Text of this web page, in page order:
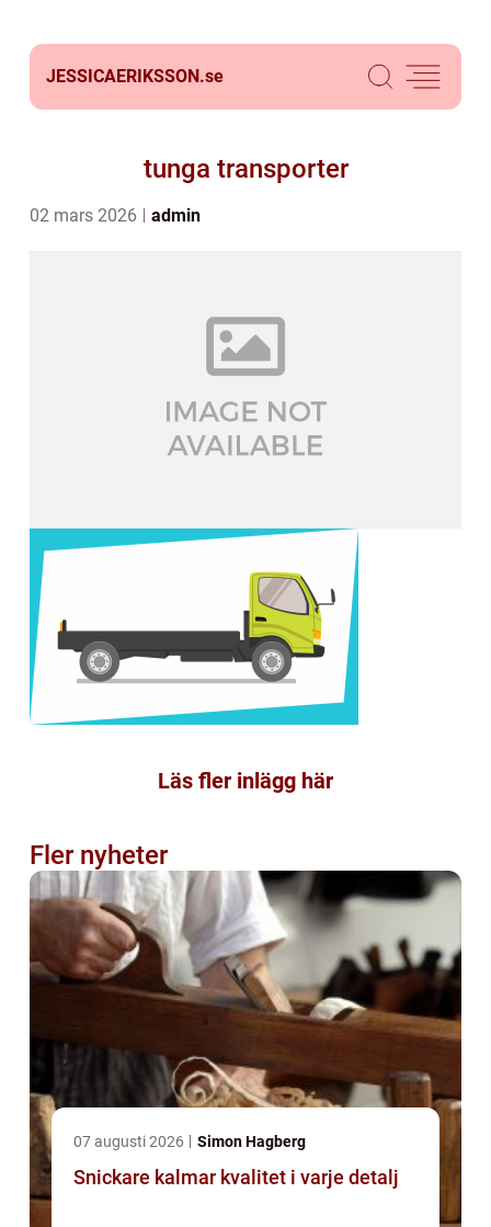
JESSICAERIKSSON.se
tunga transporter
02 mars 2026 admin
Läs fler inlägg här
Fler nyheter
07 augusti 2026 Simon Hagberg
Snickare kalmar kvalitet i varje detalj